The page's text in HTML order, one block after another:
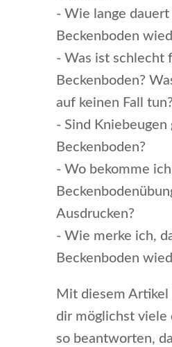
- Wie lange dauert
Beckenboden
- Was ist schlecht
Beckenboden?
auf keinen Fall tun?
- Sind Kniebeugen
Beckenboden?
- Wo bekomme ich
Ausdrucken?
- Wie merke ich,
Beckenboden
Mit diesem Artikel
dir möglichst viele
so beantworten,